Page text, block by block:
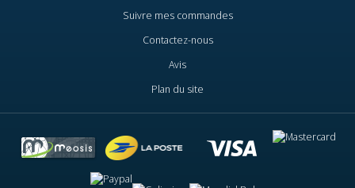
Suivre mes commandes
Contactez-nous
Avis
Plan du site